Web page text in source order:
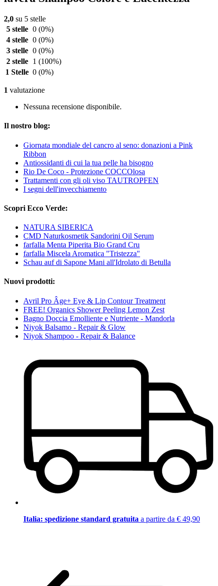
2,0 su 5 stelle
5 stelle 0 (0%)
4 stelle 0 (0%)
3 stelle 0 (0%)
2 stelle
1 (100%)
1 Stelle 0 (0%)
1 valutazione
Nessuna recensione disponibile.
Il nostro blog:
Giornata mondiale del cancro al seno: donazioni a Pink
Ribbon
Antiossidanti di cui la tua pelle ha bisogno
Rio De Coco - Protezione COCCOlosa
Trattamenti con gli oli viso TAUTROPFEN
I segni dell'invecchiamento
Scopri Ecco Verde:
NATURA SIBERICA
CMD Naturkosmetik Sandorini Oil Serum
farfalla Menta Piperita Bio Grand Cru
farfalla Miscela Aromatica "Tristezza"
Schau auf di Sapone Mani all'Idrolato di Betulla
Nuovi prodotti:
Avril Pro Âge+ Eye & Lip Contour Treatment
FREE! Organics Shower Peeling Lemon Zest
Bagno Doccia Emolliente e Nutriente - Mandorla
Niyok Balsamo - Repair & Glow
Niyok Shampoo - Repair & Balance
Italia: spedizione standard gratuita a partire da € 49,90